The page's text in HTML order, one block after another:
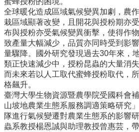
所
辦
法
系
所
成
員
研
究
成
果
全球暖化造成區域氣候變異加劇，農
栽區域顯著改變，且開花與授粉期亦
布與授粉亦受氣候變異衝擊，使得作
致產量大幅減少，品質亦同時受到影
量驟降。國外研究發現過去30年來，
類正快速減少中，授粉昆蟲的大量消
而未來若以人工取代蜜蜂授粉取代，
格飆升。
臺灣大學生物資源暨農學院受國科會
山坡地農業生態系服務調適策略研究
隊進行氣候變遷對農業生態系的影響
蟲系教授楊恩誠與助理教授曾惠芸，